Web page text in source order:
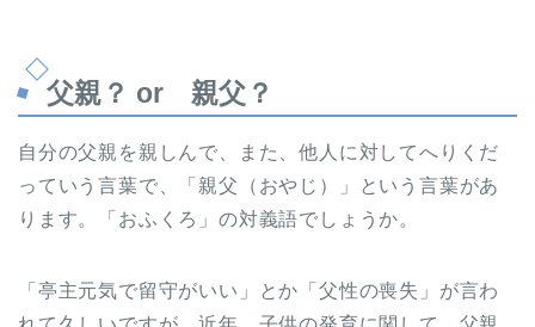
父親？ or 親父？
自分の父親を親しんで、また、他人に対してへりくだ
っていう言葉で、「親父（おやじ）」という言葉があ
ります。「おふくろ」の対義語でしょうか。
「亭主元気で留守がいい」とか「父性の喪失」が言わ